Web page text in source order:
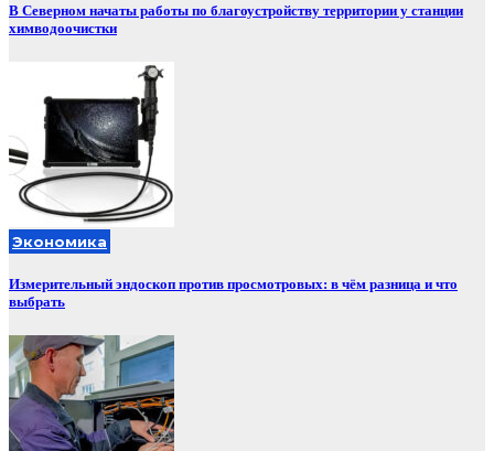
В Северном начаты работы по благоустройству территории у станции
химводоочистки
Экономика
Измерительный эндоскоп против просмотровых: в чём разница и что
выбрать